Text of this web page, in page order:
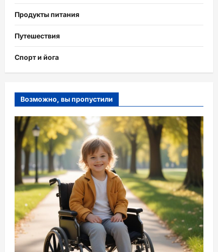
Продукты питания
Путешествия
Спорт и йога
Возможно, вы пропустили